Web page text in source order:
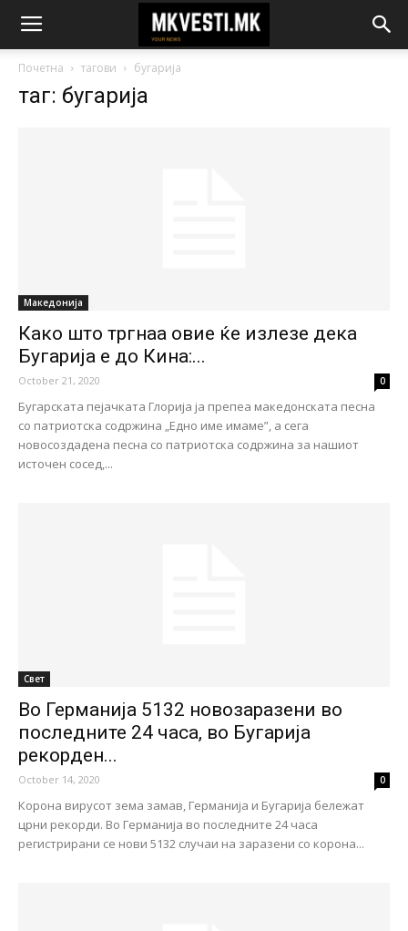
Почетна тагови бугарија
таг: бугарија
Македонија
Како што тргнаа овие ќе излезе дека
Бугарија е до Кина:...
October 21, 2020 0
Бугарската пејачката Глорија ја препеа македонската песна
со патриотска содржина „Едно име имаме”, а сега
новосоздадена песна со патриотска содржина за нашиот
источен сосед,...
Свет
Во Германија 5132 новозаразени во
последните 24 часа, во Бугарија
рекорден...
October 14, 2020 0
Корона вирусот зема замав, Германија и Бугарија бележат
црни рекорди. Во Германија во последните 24 часа
регистрирани се нови 5132 случаи на заразени со корона...